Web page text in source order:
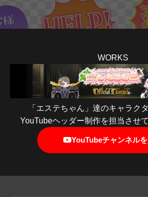
WORKS
「エステちゃん」達のキャラク
YouTubeヘッダー制作を担当させ
YouTubeチャンネル